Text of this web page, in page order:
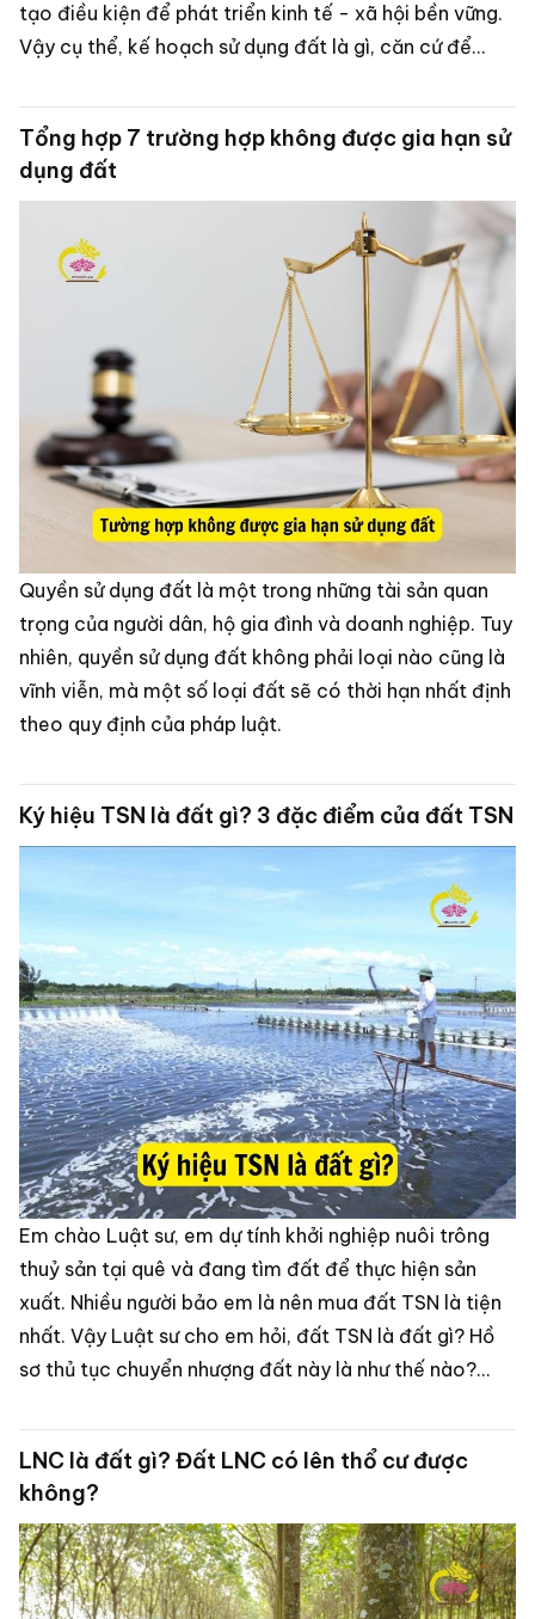
tạo điều kiện để phát triển kinh tế - xã hội bền vững.
Vậy cụ thể, kế hoạch sử dụng đất là gì, căn cứ để
tắc lập kế hoạch sử dụng đất ra sao? Tất cả sẽ được
Luật Dragon giải đáp trong bài viết dưới đây.
Tổng hợp 7 trường hợp không được gia hạn sử
dụng đất
Quyền sử dụng đất là một trong những tài sản quan
trọng của người dân, hộ gia đình và doanh nghiệp. Tuy
nhiên, quyền sử dụng đất không phải loại nào cũng là
vĩnh viễn, mà một số loại đất sẽ có thời hạn nhất định
theo quy định của pháp luật.
Ký hiệu TSN là đất gì? 3 đặc điểm của đất TSN
Em chào Luật sư, em dự tính khởi nghiệp nuôi trông
thuỷ sản tại quê và đang tìm đất để thực hiện sản
xuất. Nhiều người bảo em là nên mua đất TSN là tiện
nhất. Vậy Luật sư cho em hỏi, đất TSN là đất gì? Hồ
sơ thủ tục chuyển nhượng đất này là như thế nào?
LNC là đất gì? Đất LNC có lên thổ cư được
không?